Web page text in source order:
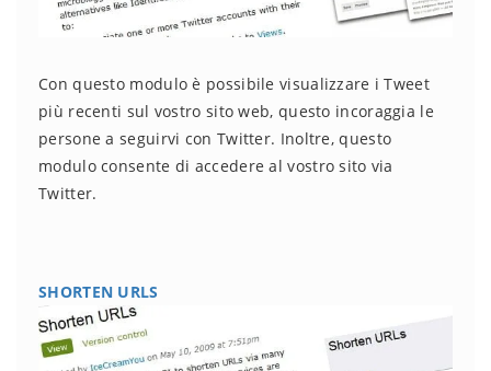
Con questo modulo è possibile visualizzare i Tweet
più recenti sul vostro sito web, questo incoraggia le
persone a seguirvi con Twitter. Inoltre, questo
modulo consente di accedere al vostro sito via
Twitter.
SHORTEN URLS